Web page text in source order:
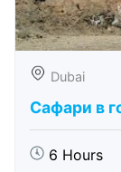
Dubai
Сафари в
6 Hours